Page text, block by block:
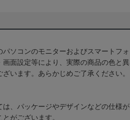
ソコンのモニターおよびスマートフォ
画面設定等により、実際の商品の色と異
います。あらかじめご了承ください。
は、パッケージやデザインなどの仕様が
がございます。